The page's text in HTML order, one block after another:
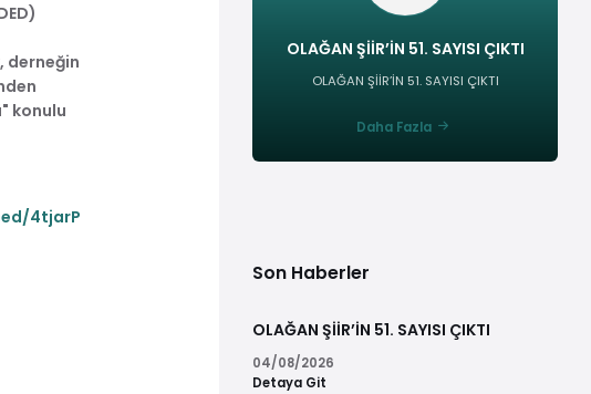
derneğin
konulu
4tjarP
OLAĞAN ŞİİR’İN 51. SAYISI ÇIKTI
OLAĞAN ŞİİR’İN 51. SAYISI ÇIKTI
Daha Fazla
Son Haberler
OLAĞAN ŞİİR’İN 51. SAYISI ÇIKTI
04/08/2026
Detaya Git